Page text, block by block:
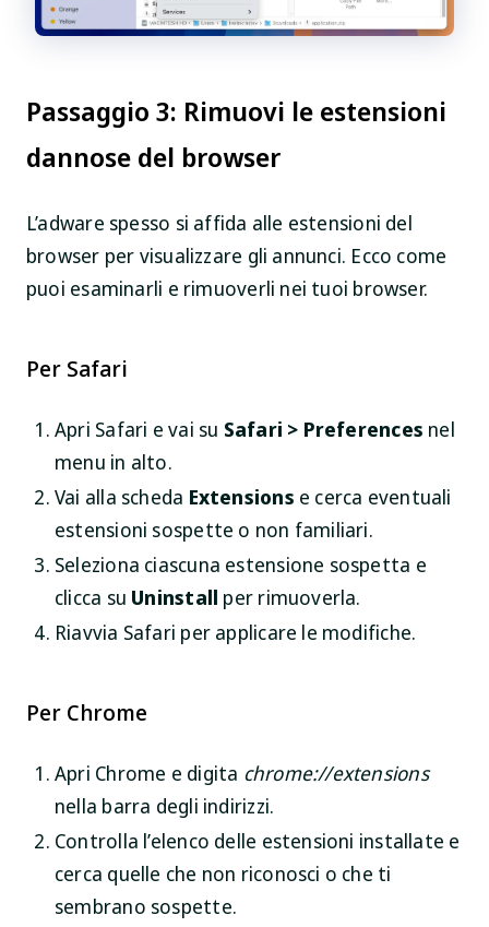
Passaggio 3: Rimuovi le estensioni
dannose del browser
L’adware spesso si affida alle estensioni del
browser per visualizzare gli annunci. Ecco come
puoi esaminarli e rimuoverli nei tuoi browser.
Per Safari
Apri Safari e vai su Safari > Preferences nel
menu in alto.
Vai alla scheda Extensions e cerca eventuali
estensioni sospette o non familiari.
Seleziona ciascuna estensione sospetta e
clicca su Uninstall per rimuoverla.
Riavvia Safari per applicare le modifiche.
Per Chrome
Apri Chrome e digita chrome://extensions
nella barra degli indirizzi.
Controlla l’elenco delle estensioni installate e
cerca quelle che non riconosci o che ti
sembrano sospette.